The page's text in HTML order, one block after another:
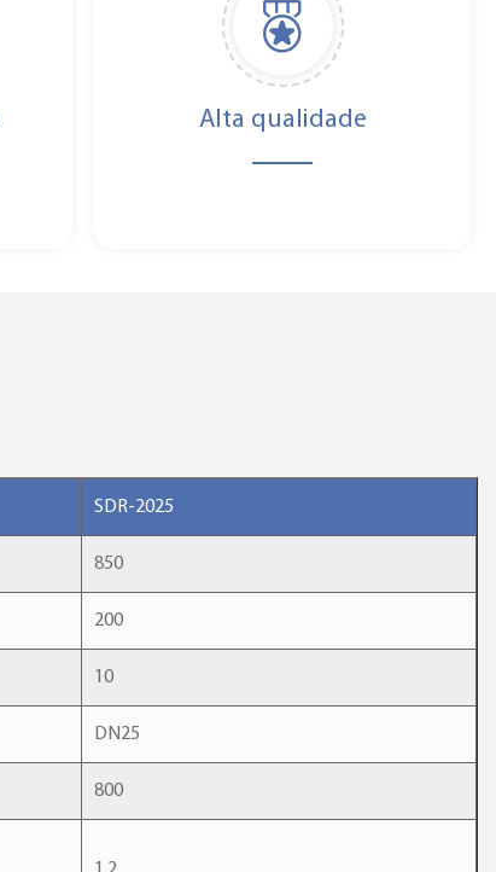
Alta qualidade
SDR-2025
850
200
10
DN25
800